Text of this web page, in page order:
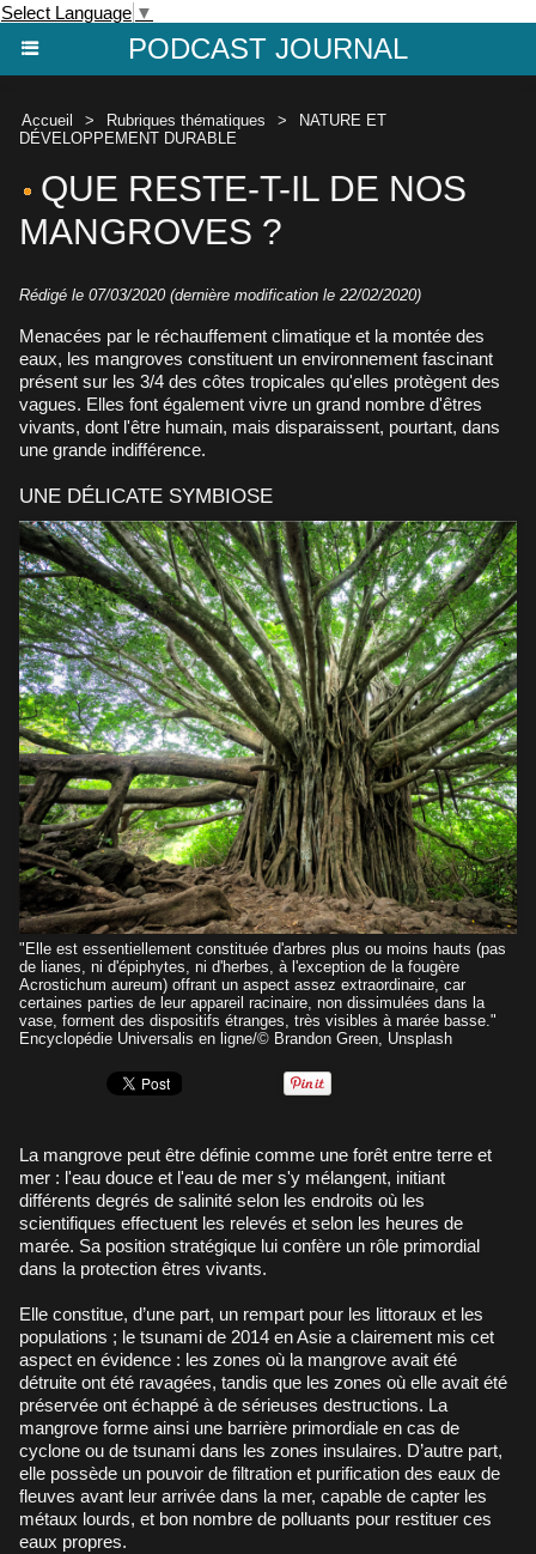
Select Language ▼
PODCAST JOURNAL
Accueil > Rubriques thématiques >
NATURE ET
DÉVELOPPEMENT DURABLE
QUE RESTE-T-IL DE NOS
MANGROVES ?
Rédigé le 07/03/2020 (dernière modification le 22/02/2020)
Menacées par le réchauffement climatique et la montée des
eaux, les mangroves constituent un environnement fascinant
présent sur les 3/4 des côtes tropicales qu'elles protègent des
vagues. Elles font également vivre un grand nombre d'êtres
vivants, dont l'être humain, mais disparaissent, pourtant, dans
une grande indifférence.
UNE DÉLICATE SYMBIOSE
"Elle est essentiellement constituée d'arbres plus ou moins hauts (pas
de lianes, ni d'épiphytes, ni d'herbes, à l'exception de la fougère
Acrostichum aureum) offrant un aspect assez extraordinaire, car
certaines parties de leur appareil racinaire, non dissimulées dans la
vase, forment des dispositifs étranges, très visibles à marée basse."
Encyclopédie Universalis en ligne/© Brandon Green, Unsplash
La mangrove peut être définie comme une forêt entre terre et
mer : l'eau douce et l'eau de mer s'y mélangent, initiant
différents degrés de salinité selon les endroits où les
scientifiques effectuent les relevés et selon les heures de
marée. Sa position stratégique lui confère un rôle primordial
dans la protection êtres vivants.
Elle constitue, d’une part, un rempart pour les littoraux et les
populations ; le tsunami de 2014 en Asie a clairement mis cet
aspect en évidence : les zones où la mangrove avait été
détruite ont été ravagées, tandis que les zones où elle avait été
préservée ont échappé à de sérieuses destructions. La
mangrove forme ainsi une barrière primordiale en cas de
cyclone ou de tsunami dans les zones insulaires. D’autre part,
elle possède un pouvoir de filtration et purification des eaux de
fleuves avant leur arrivée dans la mer, capable de capter les
métaux lourds, et bon nombre de polluants pour restituer ces
eaux propres.